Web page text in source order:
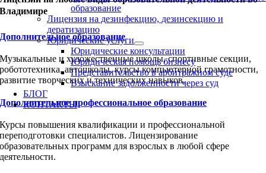
образование
Лицензия на дезинфекцию, дезинсекцию и
дератизацию
Юридические услуги
Юридические консультации
Юридическая помощь бизнесу
Представительство в арбитражном суде
Взыскание задолженности через суд
БЛОГ
КОНТАКТЫ
Владимире
Дополнительное образование
Музыкальные и художественные школы, спортивные секции,
робототехника, автошколы, курсы компьютерной грамотности,
развитие творческих и технических навыков.
Дополнительное профессиональное образование
Курсы повышения квалификации и профессиональной
переподготовки специалистов. Лицензирование
образовательных программ для взрослых в любой сфере
деятельности.